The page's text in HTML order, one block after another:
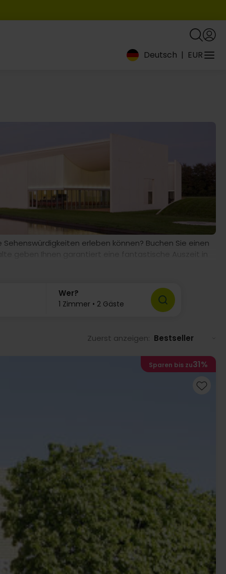
Deutsch | EUR
erleben können? Buchen Sie einen
geben Ihnen garantiert eine fantastische Auszeit in
Wer?
1 Zimmer • 2 Gäste
Zuerst anzeigen: Bestseller
Sparen bis zu31%